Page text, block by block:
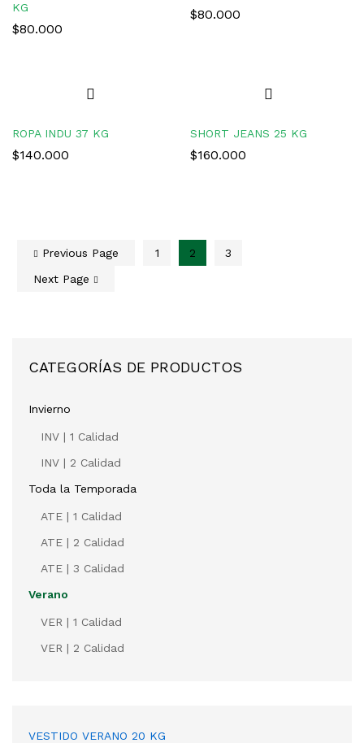
KG
$80.000
$80.000
ROPA INDU 37 KG
$140.000
SHORT JEANS 25 KG
$160.000
Previous Page 1 2
3
Next Page
CATEGORÍAS DE PRODUCTOS
Invierno
INV | 1 Calidad
INV | 2 Calidad
Toda la Temporada
ATE | 1 Calidad
ATE | 2 Calidad
ATE | 3 Calidad
Verano
VER | 1 Calidad
VER | 2 Calidad
VESTIDO VERANO 20 KG